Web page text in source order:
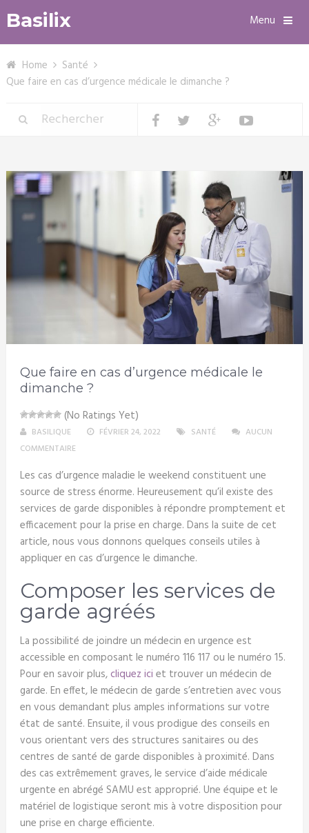
Basilix Menu
Home
Santé
Que faire en cas d’urgence médicale le dimanche ?
Que faire en cas d’urgence médicale le
dimanche ?
(No Ratings Yet)
BASILIQUE FÉVRIER 24, 2022 SANTÉ
AUCUN
COMMENTAIRE
Les cas d’urgence maladie le weekend constituent une
source de stress énorme. Heureusement qu’il existe des
services de garde disponibles à répondre promptement et
efficacement pour la prise en charge. Dans la suite de cet
article, nous vous donnons quelques conseils utiles à
appliquer en cas d’urgence le dimanche.
Composer les services de
garde agréés
La possibilité de joindre un médecin en urgence est
accessible en composant le numéro 116 117 ou le numéro 15.
Pour en savoir plus,cliquez ici et trouver un médecin de
garde. En effet, le médecin de garde s’entretien avec vous
en vous demandant plus amples informations sur votre
état de santé. Ensuite, il vous prodigue des conseils en
vous orientant vers des structures sanitaires ou des
centres de santé de garde disponibles à proximité. Dans
des cas extrêmement graves, le service d’aide médicale
urgente en abrégé SAMU est approprié. Une équipe et le
matériel de logistique seront mis à votre disposition pour
une prise en charge efficiente.